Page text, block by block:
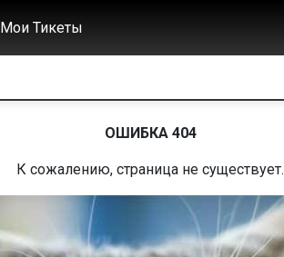
Мои Тикеты
ОШИБКА 404
К сожалению, страница не существует.